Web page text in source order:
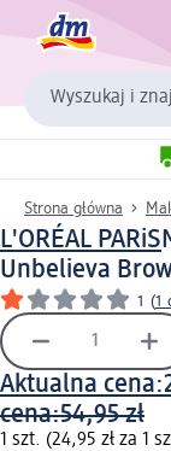
Wyszukaj i
Strona główna
L'ORÉAL PARiS
Unbelieva
1 (1
Aktualna cena:
cena:54,95 zł
1 szt. (24,95 zł za 1